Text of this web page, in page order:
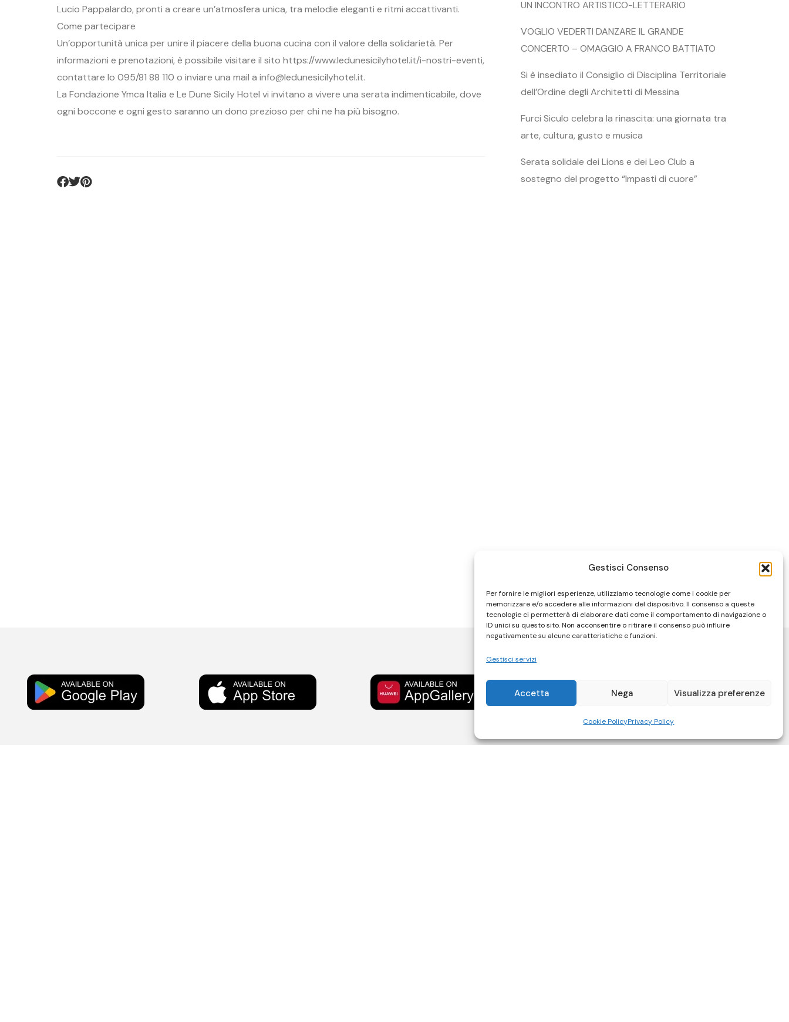
Gestisci Consenso
Per fornire le migliori esperienze, utilizziamo tecnologie come i cookie per
memorizzare e/o accedere alle informazioni del dispositivo. Il consenso a queste
tecnologie ci permetterà di elaborare dati come il comportamento di navigazione o
ID unici su questo sito. Non acconsentire o ritirare il consenso può influire
negativamente su alcune caratteristiche e funzioni.
Gestisci servizi
Accetta Nega Visualizza preferenze
Cookie PolicyPrivacy Policy
Lucio Pappalardo, pronti a creare un’atmosfera unica, tra melodie eleganti e ritmi accattivanti.
Come partecipare
Un’opportunità unica per unire il piacere della buona cucina con il valore della solidarietà. Per
informazioni e prenotazioni, è possibile visitare il sito https://www.ledunesicilyhotel.it/i-nostri-eventi,
contattare lo 095/81 88 110 o inviare una mail a info@ledunesicilyhotel.it.
La Fondazione Ymca Italia e Le Dune Sicily Hotel vi invitano a vivere una serata indimenticabile, dove
ogni boccone e ogni gesto saranno un dono prezioso per chi ne ha più bisogno.
UN INCONTRO ARTISTICO-LETTERARIO
VOGLIO VEDERTI DANZARE IL GRANDE
CONCERTO – OMAGGIO A FRANCO BATTIATO
Si è insediato il Consiglio di Disciplina Territoriale
dell’Ordine degli Architetti di Messina
Furci Siculo celebra la rinascita: una giornata tra
arte, cultura, gusto e musica
Serata solidale dei Lions e dei Leo Club a
sostegno del progetto “Impasti di cuore”